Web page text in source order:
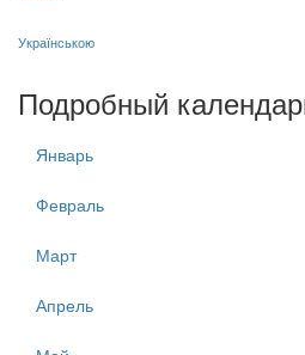
Українською
Подробный
Январь
Февраль
Март
Апрель